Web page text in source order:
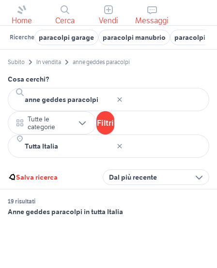
Home Cerca Vendi Messaggi
Ricerche paracolpi garage paracolpi manubrio paracolpi
Subito In vendita anne geddes paracolpi
Cosa cerchi?
Tutte le
categorie
Filtri
Salva ricerca Dal più recente
19 risultati
Anne geddes paracolpi in tutta Italia